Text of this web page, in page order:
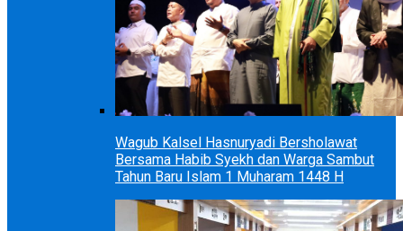
Wagub Kalsel Hasnuryadi Bersholawat
Bersama Habib Syekh dan Warga Sambut
Tahun Baru Islam 1 Muharam 1448 H